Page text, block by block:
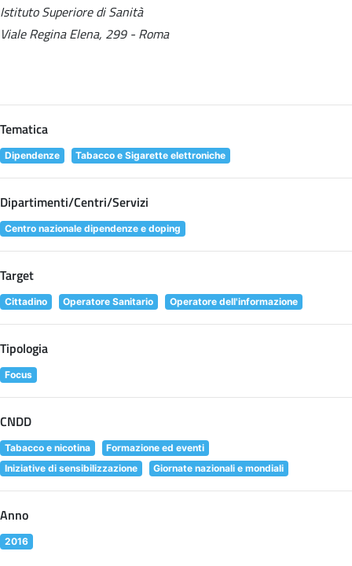
Istituto Superiore di Sanità
Viale Regina Elena, 299 - Roma
Tematica
Dipendenze Tabacco e Sigarette elettroniche
Dipartimenti/Centri/Servizi
Centro nazionale dipendenze e doping
Target
Cittadino Operatore Sanitario Operatore dell'informazione
Tipologia
Focus
CNDD
Tabacco e nicotina
Formazione ed eventi
Iniziative di sensibilizzazione
Giornate nazionali e mondiali
Anno
2016